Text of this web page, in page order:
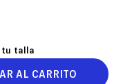
tu talla
AL CARRITO